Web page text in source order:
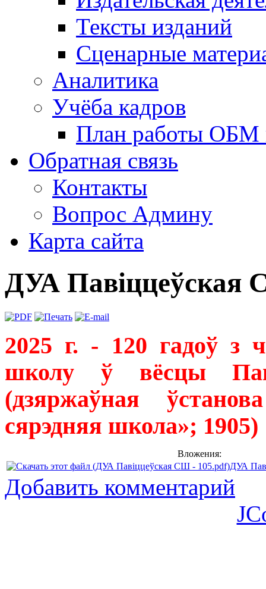
Тексты изданий
Сценарные
Аналитика
Учёба кадров
План работы ОБМ
Обратная связь
Контакты
Вопрос Админу
Карта сайта
ДУА Павіццеўская
2025 г. - 120 гадоў з
школу ў вёсцы
(дзяржаўная
сярэдняя школа»; 1905)
Вложения:
ДУА
Добавить комментарий